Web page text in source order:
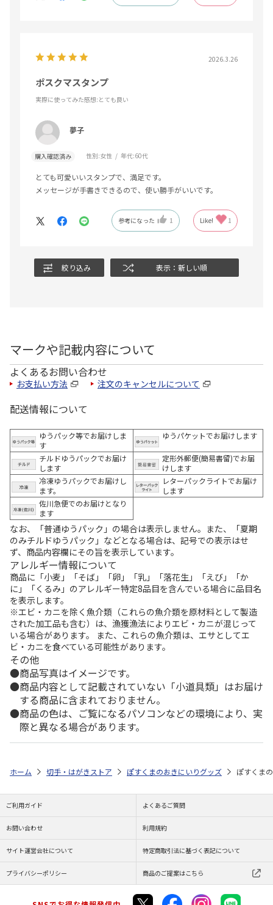
2026.3.26
ポスクマスタンプ
実際に使ってみた感想:とても良い
夢子
購入確認済み 性別:女性 年代:60代
とても可愛いいスタンプで、満足です。
メッセージが手書きできるので、使い勝手がいいです。
参考になった 1 Like! 1
絞り込み 表示：新しい順
マークや記載内容について
よくあるお問い合わせ
お支払い方法 注文のキャンセルについて
配送情報について
ゆうパック等でお届けしま
す
ゆうパケットでお届けします
チルドゆうパックでお届け
します
定形外郵便(簡易書留)でお届
けします
冷凍ゆうパックでお届けし
ます。
レターパックライトでお届け
します
佐川急便でのお届けとなり
ます
なお、「普通ゆうパック」の場合は表示しません。また、「夏期
のみチルドゆうパック」などとなる場合は、記号での表示はせ
ず、商品内容欄にその旨を表示しています。
アレルギー情報について
商品に「小麦」「そば」「卵」「乳」「落花生」「えび」「か
に」「くるみ」のアレルギー特定8品目を含んでいる場合に品目名
を表示します。
※エビ・カニを除く魚介類（これらの魚介類を原材料として製造
された加工品も含む）は、漁獲漁法によりエビ・カニが混じって
いる場合があります。 また、これらの魚介類は、エサとしてエ
ビ・カニを食べている可能性があります。
その他
商品写真はイメージです。
商品内容として記載されていない「小道具類」はお届け
する商品に含まれておりません。
商品の色は、ご覧になるパソコンなどの環境により、実
際と異なる場合があります。
ホーム 切手・はがきストア ぽすくまのおきにいりグッズ ぽすくま
ご利用ガイド よくあるご質問
お問い合わせ 利用規約
サイト運営会社について 特定商取引法に基づく表記について
プライバシーポリシー 商品のご提案はこちら